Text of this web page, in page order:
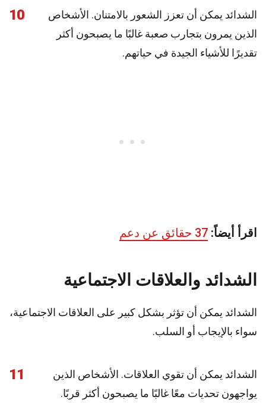
10
الشدائد يمكن أن تعزز الشعور بالامتنان. الأشخاص
الذين يمرون بتجارب صعبة غالبًا ما يصبحون أكثر
تقديرًا للأشياء الجيدة في حياتهم.
اقرأ أيضاً: 37 حقائق عن دعم
الشدائد والعلاقات الاجتماعية
الشدائد يمكن أن تؤثر بشكل كبير على العلاقات الاجتماعية،
سواء بالإيجاب أو السلب.
11
الشدائد يمكن أن تقوي العلاقات. الأشخاص الذين
يواجهون تحديات معًا غالبًا ما يصبحون أكثر قربًا.